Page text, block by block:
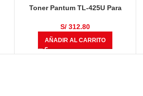
Toner Pantum TL-425U Para
/ M7105DW Negro 11,000 Páginas
S/ 312.80
AÑADIR AL CARRITO